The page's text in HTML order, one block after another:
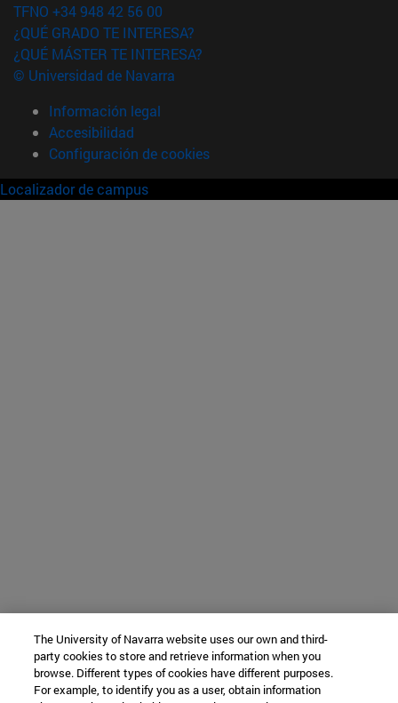
TFNO +34 948 42 56 00
¿QUÉ GRADO TE INTERESA?
¿QUÉ MÁSTER TE INTERESA?
© Universidad de Navarra
Información legal
Accesibilidad
Configuración de cookies
Localizador de campus
The University of Navarra website uses our own and third-
party cookies to store and retrieve information when you
browse. Different types of cookies have different purposes.
For example, to identify you as a user, obtain information